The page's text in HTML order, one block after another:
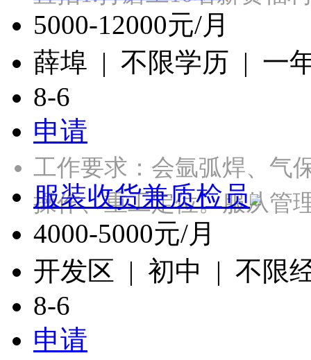
5000-12000元/月
薛埠 | 不限学历 | 一
8-6
申请
工作要求：会氩弧焊、气
操作、重工定位。服从
服装收货兼质检员
4000-5000元/月
开发区 | 初中 | 不限
8-6
申请